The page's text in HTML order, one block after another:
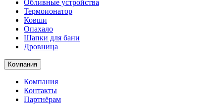
Обливные устройства
Термоионатор
Ковши
Опахало
Шапки для бани
Дровница
Компания
Компания
Контакты
Партнёрам